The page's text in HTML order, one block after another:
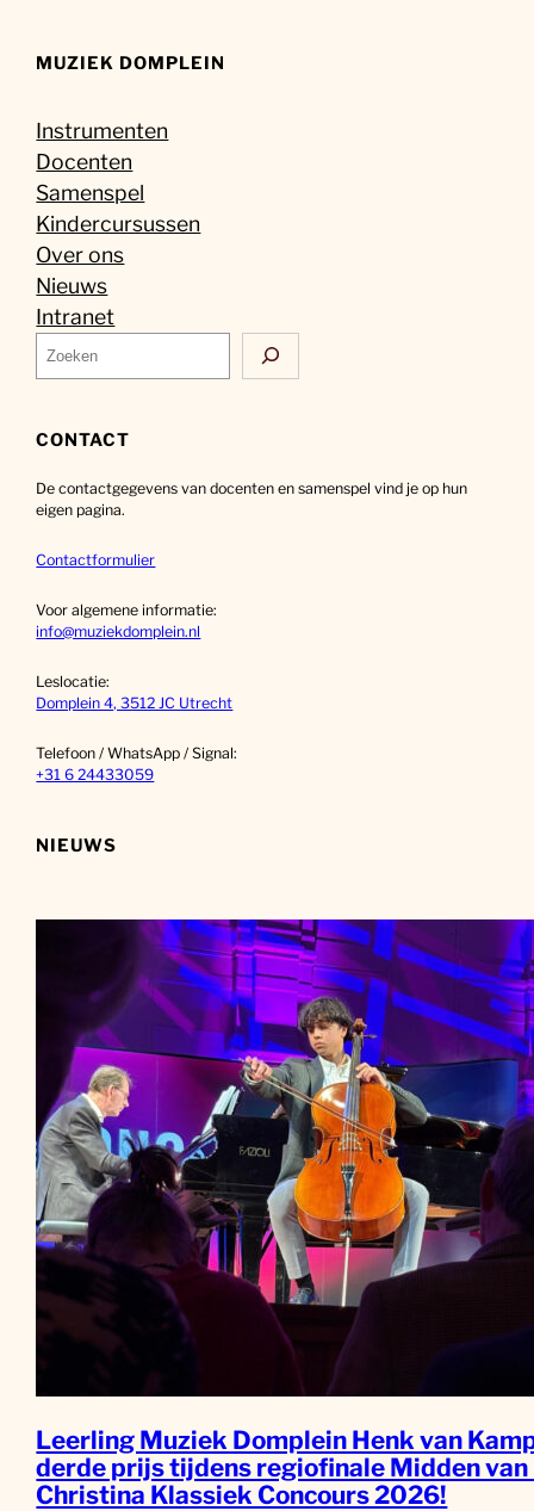
MUZIEK DOMPLEIN
Instrumenten
Docenten
Samenspel
Kindercursussen
Over ons
Nieuws
Intranet
Z
o
k
n
CONTACT
De contactgegevens van docenten en samenspel vind je op hun
eigen pagina.
Contactformulier
Voor algemene informatie:
info@muziekdomplein.nl
Leslocatie:
Domplein 4, 3512 JC Utrecht
Telefoon / WhatsApp / Signal:
+31 6 24433059
NIEUWS
Leerling Muziek Domplein Henk van
derde prijs tijdens regiofinale Midden van
Christina Klassiek Concours 2026!